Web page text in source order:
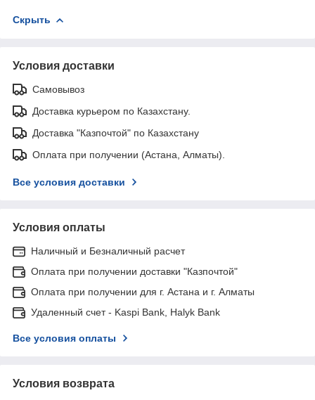
Скрыть
Условия доставки
Самовывоз
Доставка курьером по Казахстану.
Доставка "Казпочтой" по Казахстану
Оплата при получении (Астана, Алматы).
Все условия доставки
Условия оплаты
Наличный и Безналичный расчет
Оплата при получении доставки "Казпочтой"
Оплата при получении для г. Астана и г. Алматы
Удаленный счет - Kaspi Bank, Halyk Bank
Все условия оплаты
Условия возврата